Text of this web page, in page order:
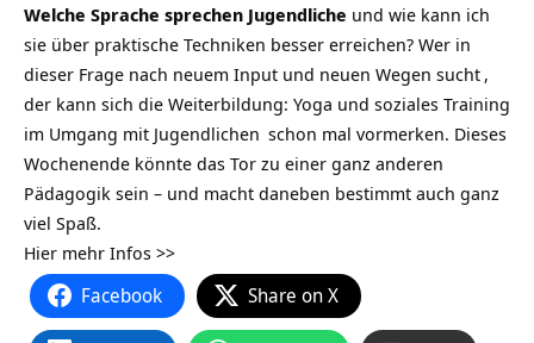
Welche Sprache sprechen Jugendliche und wie kann ich
sie über praktische Techniken besser erreichen? Wer in
dieser Frage nach neuem Input und neuen Wegen sucht ,
der kann sich die Weiterbildung: Yoga und soziales Training
im Umgang mit Jugendlichen schon mal vormerken. Dieses
Wochenende könnte das Tor zu einer ganz anderen
Pädagogik sein – und macht daneben bestimmt auch ganz
viel Spaß.
Hier mehr Infos >>
Facebook Share on X